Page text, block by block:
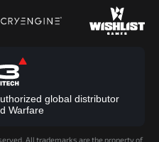
global distributor
Warfare
All trademarks are the property of